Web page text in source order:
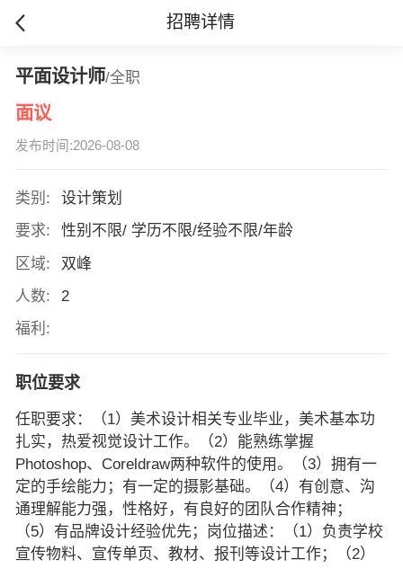
招聘详情
平面设计师/全职
面议
发布时间:2026-08-08
类别:
设计策划
要求:
性别不限/ 学历不限/经验不限/年龄
区域:
双峰
人数:
2
福利:
职位要求
任职要求：（1）美术设计相关专业毕业，美术基本功
扎实，热爱视觉设计工作。（2）能熟练掌握
Photoshop、Coreldraw两种软件的使用。（3）拥有一
定的手绘能力；有一定的摄影基础。（4）有创意、沟
通理解能力强，性格好，有良好的团队合作精神；
（5）有品牌设计经验优先；岗位描述：（1）负责学校
宣传物料、宣传单页、教材、报刊等设计工作；（2）